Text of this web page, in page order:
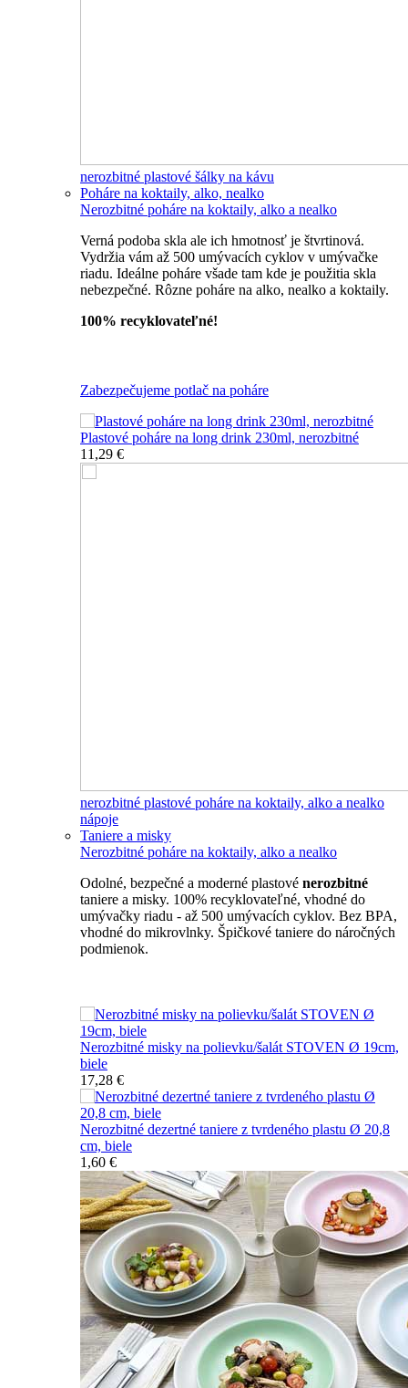
nerozbitné plastové šálky na kávu
Poháre na koktaily, alko, nealko
Nerozbitné poháre na koktaily, alko a nealko
Verná podoba skla ale ich hmotnosť je štvrtinová.
Vydržia vám až 500 umývacích cyklov v umývačke
riadu. Ideálne poháre všade tam kde je použitia skla
nebezpečné. Rôzne poháre na alko, nealko a koktaily.
100% recyklovateľné!
Zabezpečujeme potlač na poháre
Plastové poháre na long drink 230ml, nerozbitné
11,29 €
nerozbitné plastové poháre na koktaily, alko a nealko
nápoje
Taniere a misky
Nerozbitné poháre na koktaily, alko a nealko
Odolné, bezpečné a moderné plastové nerozbitné
taniere a misky. 100% recyklovateľné, vhodné do
umývačky riadu - až 500 umývacích cyklov. Bez BPA,
vhodné do mikrovlnky. Špičkové taniere do náročných
podmienok.
Nerozbitné misky na polievku/šalát STOVEN Ø 19cm,
biele
17,28 €
Nerozbitné dezertné taniere z tvrdeného plastu Ø 20,8
cm, biele
1,60 €